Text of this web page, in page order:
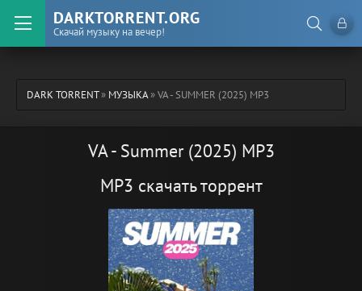
DARKTORRENT.ORG
Скачай музыку на вечер!
DARK TORRENT» МУЗЫКА» VA - SUMMER (2025) MP3
VA - Summer (2025) MP3
MP3 скачать торрент